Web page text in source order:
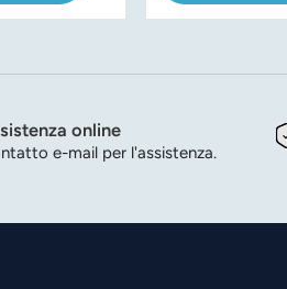
online
e-mail per l'assistenza.